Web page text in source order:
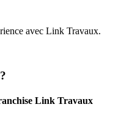
avec Link Travaux.
Link Travaux